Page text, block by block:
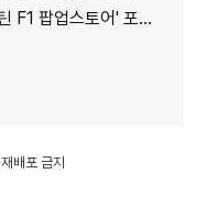
업스토어' 포토콜 참석
배포 금지